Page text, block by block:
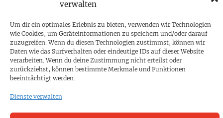
verwalten
Um dir ein optimales Erlebnis zu bieten, verwenden wir Technologien
wie Cookies, um Geräteinformationen zu speichern und/oder darauf
zuzugreifen. Wenn du diesen Technologien zustimmst, können wir
Daten wie das Surfverhalten oder eindeutige IDs auf dieser Website
verarbeiten. Wenn du deine Zustimmung nicht erteilst oder
zurückziehst, können bestimmte Merkmale und Funktionen
beeinträchtigt werden.
Dienste verwalten
PROKOMPAKT
Impressum
SPENDEN
KONTAKT